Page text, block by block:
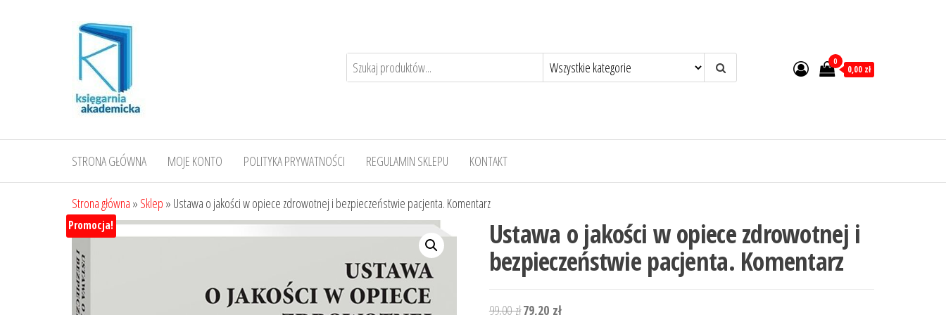
0
0,00 zł
STRONA GŁÓWNA MOJE KONTO POLITYKA PRYWATNOŚCI REGULAMIN SKLEPU KONTAKT
Strona główna » Sklep » Ustawa o jakości w opiece zdrowotnej i bezpieczeństwie pacjenta. Komentarz
Promocja! Ustawa o jakości w opiece zdrowotnej i
bezpieczeństwie pacjenta. Komentarz
99,00złPierwotna
79,20 złAktualna